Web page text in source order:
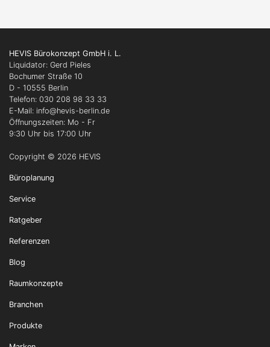
HEVIS Bürokonzept GmbH i. L.
Liquidator: Gerd Pieles
Bochumer Straße 10
D - 10555 Berlin
Telefon: 030 208 98 33 33
E-Mail: info@hevis-berlin.de
Öffnungszeiten: Mo - Fr
9:30 Uhr bis 17:00 Uhr
Copyright © 2026 HEVIS
Büroplanung
Service
Ratgeber
Referenzen
Blog
Raumkonzepte
Branchen
Produkte